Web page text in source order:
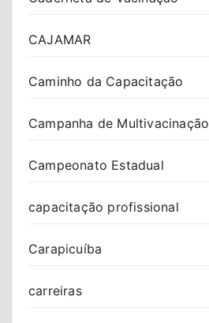
CAJAMAR
Caminho da Capacitação
Campanha de Multivacinação
Campeonato Estadual
capacitação profissional
Carapicuíba
carreiras